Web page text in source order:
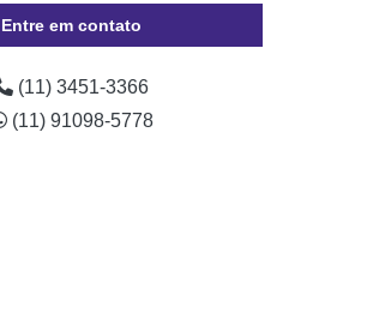
Crachá com Chip
Crachá de Plástico
de Janeiro
Catarina
Gerais
Entre em contato
(11) 3451-3366
(11) 91098-5778